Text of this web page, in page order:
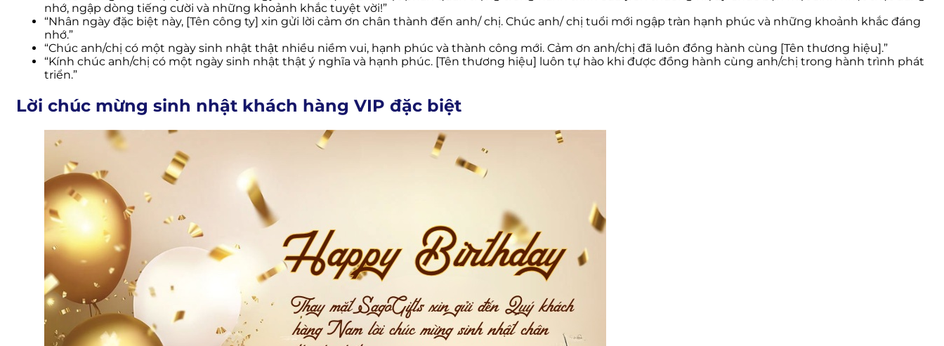
nhớ, ngập dòng tiếng cười và những khoảnh khắc tuyệt vời!”
“Nhân ngày đặc biệt này, [Tên công ty] xin gửi lời cảm ơn chân thành đến anh/ chị. Chúc anh/ chị tuổi mới ngập tràn hạnh phúc và những khoảnh khắc đáng
nhớ.”
“Chúc anh/chị có một ngày sinh nhật thật nhiều niềm vui, hạnh phúc và thành công mới. Cảm ơn anh/chị đã luôn đồng hành cùng [Tên thương hiệu].”
“Kính chúc anh/chị có một ngày sinh nhật thật ý nghĩa và hạnh phúc. [Tên thương hiệu] luôn tự hào khi được đồng hành cùng anh/chị trong hành trình phát
triển.”
Lời chúc mừng sinh nhật khách hàng VIP đặc biệt